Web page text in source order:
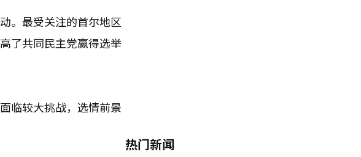
。最受关注的首尔地区
了共同民主党赢得选举
临较大挑战，选情前景
热门新闻